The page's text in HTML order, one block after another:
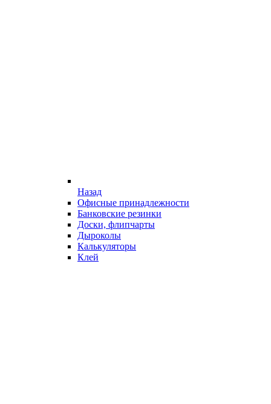
Назад
Офисные принадлежности
Банковские резинки
Доски, флипчарты
Дыроколы
Калькуляторы
Клей